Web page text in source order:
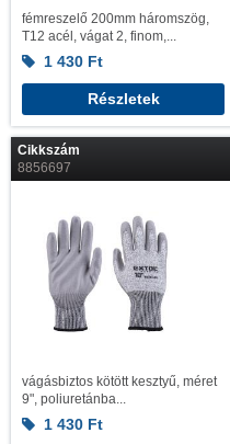
fémreszelő 200mm háromszög,
T12 acél, vágat 2, finom,...
1 430 Ft
Részletek
Cikkszám
8856697
vágásbiztos kötött kesztyű, méret
9", poliuretánba...
1 430 Ft